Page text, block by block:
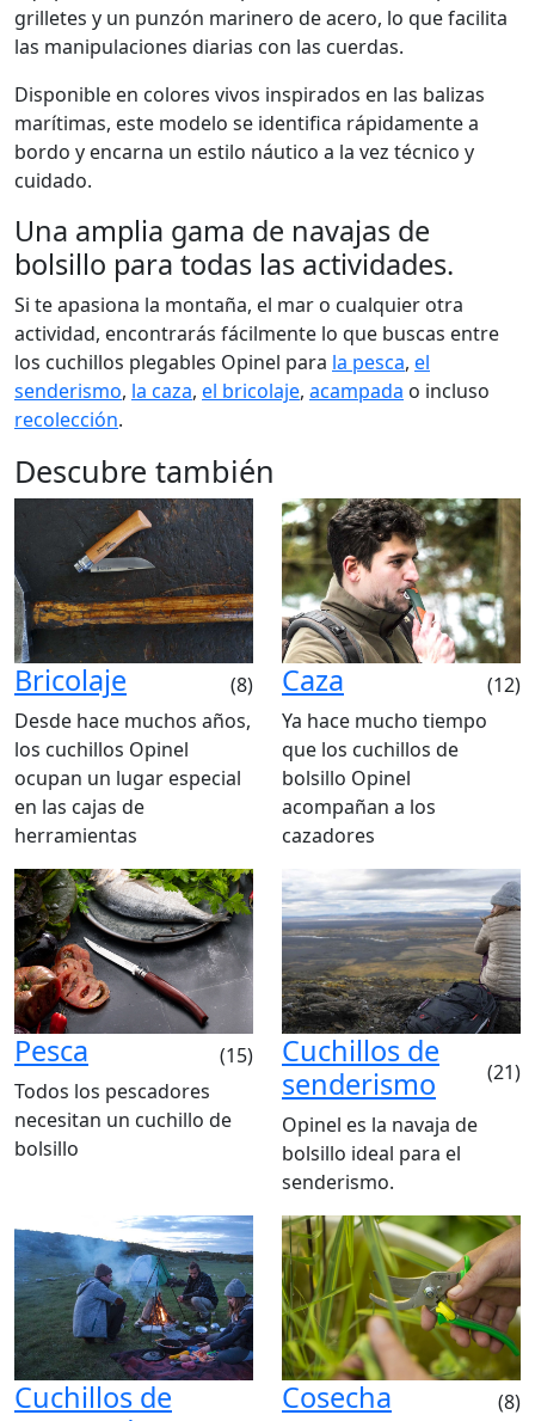
grilletes y un punzón marinero de acero, lo que facilita
las manipulaciones diarias con las cuerdas.
Disponible en colores vivos inspirados en las balizas
marítimas, este modelo se identifica rápidamente a
bordo y encarna un estilo náutico a la vez técnico y
cuidado.
Una amplia gama de navajas de
bolsillo para todas las actividades.
Si te apasiona la montaña, el mar o cualquier otra
actividad, encontrarás fácilmente lo que buscas entre
los cuchillos plegables Opinel para la pesca, el
senderismo, la caza, el bricolaje, acampada o incluso
recolección.
Descubre también
Bricolaje
(8)
Desde hace muchos años,
los cuchillos Opinel
ocupan un lugar especial
en las cajas de
herramientas
Caza
(12)
Ya hace mucho tiempo
que los cuchillos de
bolsillo Opinel
acompañan a los
cazadores
Pesca
(15)
Todos los pescadores
necesitan un cuchillo de
bolsillo
Cuchillos de
senderismo
(21)
Opinel es la navaja de
bolsillo ideal para el
senderismo.
Cuchillos de
Cosecha
(8)